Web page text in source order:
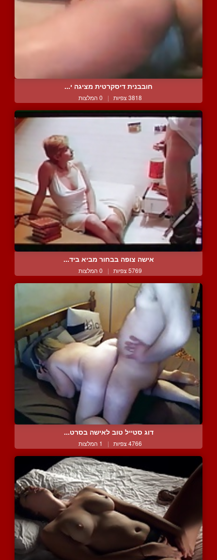
חובבנית דיסקרטית מציגה י...
3818 צפיות | 0 המלצות
אישה צופה בבחור מביא ביד...
5769 צפיות | 0 המלצות
דוג סטייל טוב לאישה בסרט...
4766 צפיות | 1 המלצות